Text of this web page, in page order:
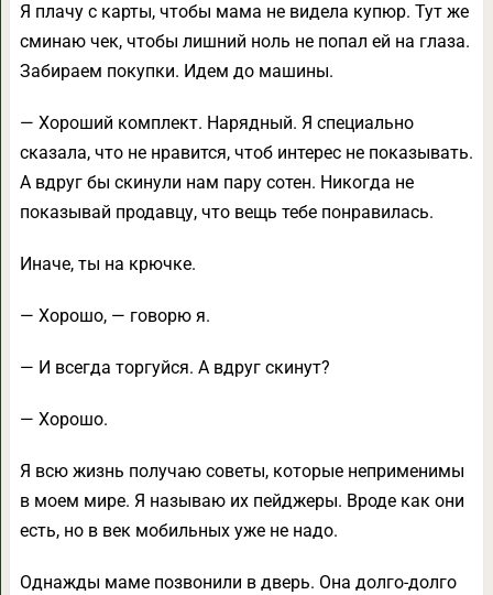
Я плачу с карты, чтобы мама не видела купюр. Тут же
сминаю чек, чтобы лишний ноль не попал ей на глаза.
Забираем покупки. Идем до машины.
— Хороший комплект. Нарядный. Я специально
сказала, что не нравится, чтоб интерес не показывать.
А вдруг бы скинули нам пару сотен. Никогда не
показывай продавцу, что вещь тебе понравилась.
Иначе, ты на крючке.
— Хорошо, — говорю я.
— И всегда торгуйся. А вдруг скинут?
— Хорошо.
Я всю жизнь получаю советы, которые неприменимы
в моем мире. Я называю их пейджеры. Вроде как они
есть, но в век мобильных уже не надо.
Однажды маме позвонили в дверь. Она долго-долго